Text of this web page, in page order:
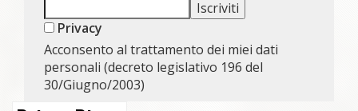
Privacy
Acconsento al trattamento dei miei dati
personali (decreto legislativo 196 del
30/Giugno/2003)